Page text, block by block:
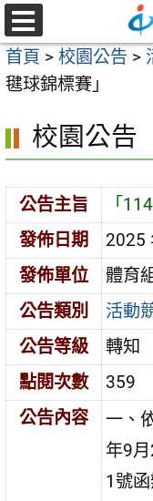
跳
至
主
要
容
選
單
首頁 > 校園公告 >
毽球錦標賽」
校園公告
公告主旨
「
發佈日期
2025
發佈單位
體育
公告類別
活動
公告等級
轉知
點閱次數
359
公告內容
一、
年9
1號函